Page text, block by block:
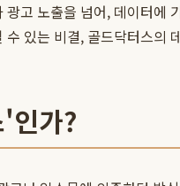
고 노출을 넘어, 데이터에
있는 비결, 골드닥터스의
인가?